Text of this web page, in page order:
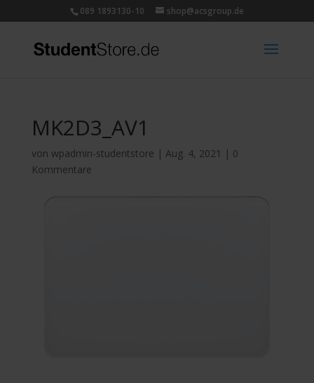
089 1893130-10 shop@acsgroup.de
MK2D3_AV1
von wpadmin-studentstore | Aug. 4, 2021 | 0
Kommentare